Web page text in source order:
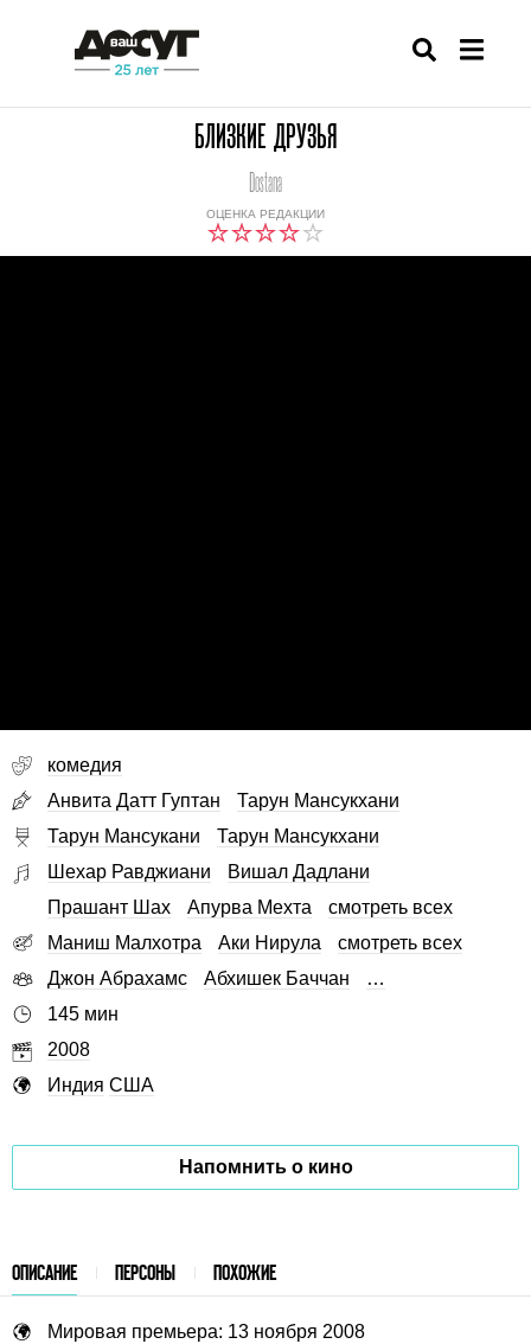
БЛИЗКИЕ ДРУЗЬЯ
ОЦЕНКА РЕДАКЦИИ
Dostana
комедия
Анвита Датт Гуптан
Тарун Мансукхани
Тарун Мансукани
Тарун Мансукхани
Шехар Равджиани
Вишал Дадлани
Прашант Шах
Апурва Мехта
смотреть всех
Маниш Малхотра
Аки Нирула
смотреть всех
Джон Абрахамс
Абхишек Баччан
…
145 мин
2008
Индия США
Напомнить о кино
ОПИСАНИЕ ПЕРСОНЫ ПОХОЖИЕ
Мировая премьера: 13 ноября 2008